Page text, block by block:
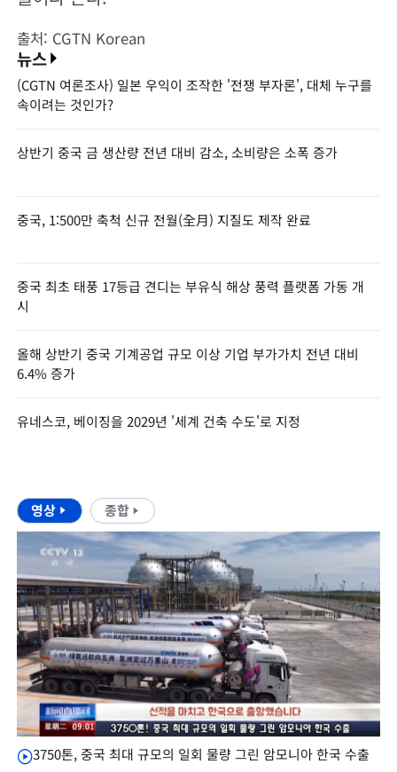
출처: CGTN Korean
뉴스
(CGTN 여론조사) 일본 우익이 조작한 '전쟁 부자론', 대체 누구를
속이려는 것인가?
상반기 중국 금 생산량 전년 대비 감소, 소비량은 소폭 증가
중국, 1:500만 축척 신규 전월(全月) 지질도 제작 완료
중국 최초 태풍 17등급 견디는 부유식 해상 풍력 플랫폼 가동 개
시
올해 상반기 중국 기계공업 규모 이상 기업 부가가치 전년 대비
6.4% 증가
유네스코, 베이징을 2029년 '세계 건축 수도'로 지정
영상 종합
3750톤, 중국 최대 규모의 일회 물량 그린 암모니아 한국 수출